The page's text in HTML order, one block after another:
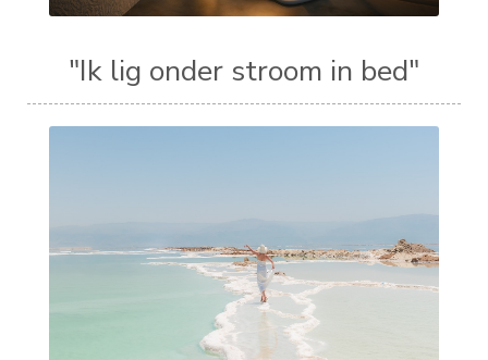
"Ik lig onder stroom in bed"